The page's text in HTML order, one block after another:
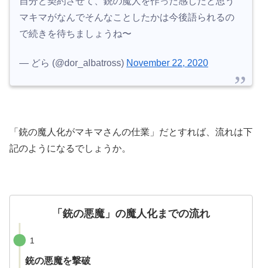
マキマがなんでそんなことしたかは今後語られるの
で続きを待ちましょうね〜
— どら (@dor_albatross) November 22, 2020
「銃の魔人化がマキマさんの仕業」だとすれば、流れは下
記のようになるでしょうか。
「銃の悪魔」の魔人化までの流れ
1
銃の悪魔を撃破